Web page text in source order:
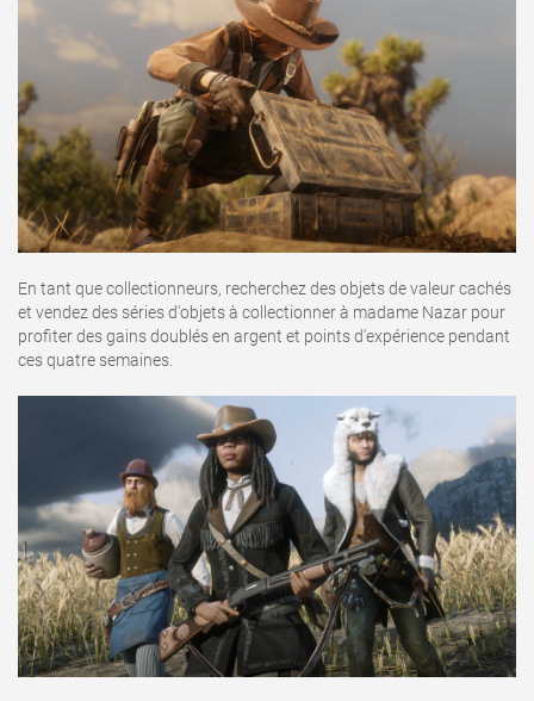
En tant que collectionneurs, recherchez des objets de valeur cachés
et vendez des séries d'objets à collectionner à madame Nazar pour
profiter des gains doublés en argent et points d'expérience pendant
ces quatre semaines.